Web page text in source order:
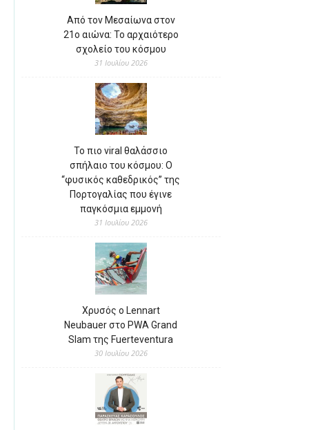
Από τον Μεσαίωνα στον
21ο αιώνα: Το αρχαιότερο
σχολείο του κόσμου
31 Ιουλίου 2026
Το πιο viral θαλάσσιο
σπήλαιο του κόσμου: Ο
“φυσικός καθεδρικός” της
Πορτογαλίας που έγινε
παγκόσμια εμμονή
31 Ιουλίου 2026
Χρυσός ο Lennart
Neubauer στο PWA Grand
Slam της Fuerteventura
30 Ιουλίου 2026